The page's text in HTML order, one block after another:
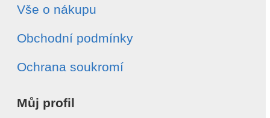
Vše o nákupu
Obchodní podmínky
Ochrana soukromí
Můj profil